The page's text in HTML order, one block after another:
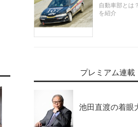
自動車部とは
を紹介
プレミアム連載
池田直渡の着眼